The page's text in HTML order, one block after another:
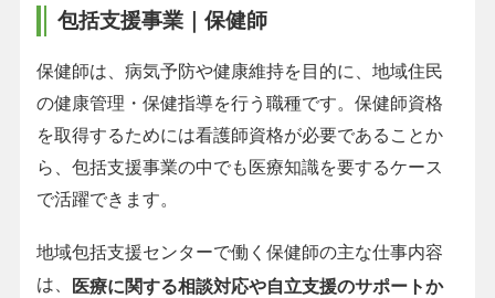
包括支援事業｜保健師
保健師は、病気予防や健康維持を目的に、地域住民
の健康管理・保健指導を行う職種です。保健師資格
を取得するためには看護師資格が必要であることか
ら、包括支援事業の中でも医療知識を要するケース
で活躍できます。
地域包括支援センターで働く保健師の主な仕事内容
は、
医療に関する相談対応や自立支援のサポートか